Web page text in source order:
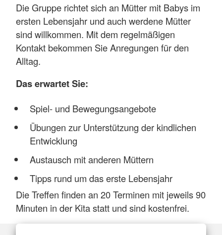
Die Gruppe richtet sich an Mütter mit Babys im
ersten Lebensjahr und auch werdene Mütter
sind willkommen. Mit dem regelmäßigen
Kontakt bekommen Sie Anregungen für den
Alltag.
Das erwartet Sie:
Spiel- und Bewegungsangebote
Übungen zur Unterstützung der kindlichen
Entwicklung
Austausch mit anderen Müttern
Tipps rund um das erste Lebensjahr
Die Treffen finden an 20 Terminen mit jeweils 90
Minuten in der Kita statt und sind kostenfrei.